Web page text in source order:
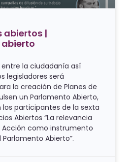
abiertos |
la ciudadanía así
legisladores será
la creación de Planes de
un Parlamento Abierto,
participantes de la sexta
Abiertos “La relevancia
Acción como instrumento
Abierto”.